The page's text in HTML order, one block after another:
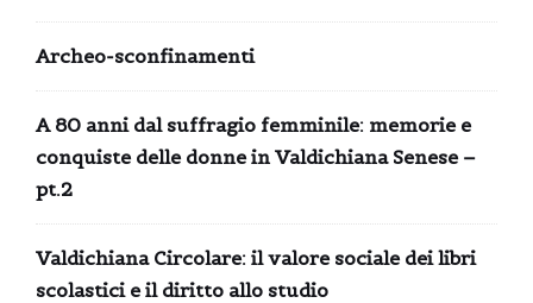
Archeo-sconfinamenti
A 80 anni dal suffragio femminile: memorie e
conquiste delle donne in Valdichiana Senese –
pt.2
Valdichiana Circolare: il valore sociale dei libri
scolastici e il diritto allo studio